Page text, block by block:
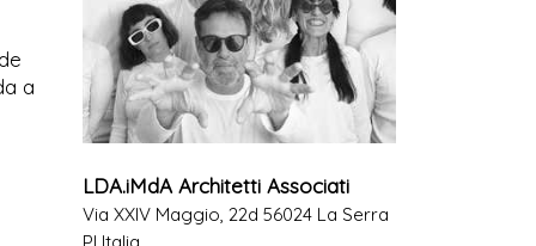
a
LDA.iMdA Architetti Associati
Via XXIV Maggio, 22d 56024 La Serra